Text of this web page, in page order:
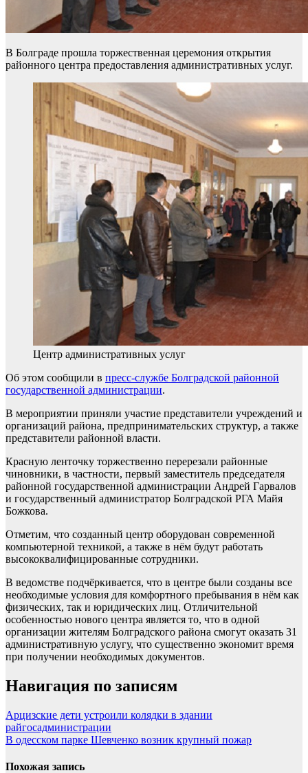
В Болграде прошла торжественная церемония открытия
районного центра предоставления административных услуг.
Центр административных услуг
Об этом сообщили в пресс-службе Болградской районной
государственной администрации.
В мероприятии приняли участие представители учреждений и
организаций района, предпринимательских структур, а также
представители районной власти.
Красную ленточку торжественно перерезали районные
чиновники, в частности, первый заместитель председателя
районной государственной администрации Андрей Гарвалов
и государственный администратор Болградской РГА Майя
Божкова.
Отметим, что созданный центр оборудован современной
компьютерной техникой, а также в нём будут работать
высококвалифицированные сотрудники.
В ведомстве подчёркивается, что в центре были созданы все
необходимые условия для комфортного пребывания в нём как
физических, так и юридических лиц. Отличительной
особенностью нового центра является то, что в одной
организации жителям Болградского района смогут оказать 31
административную услугу, что существенно экономит время
при получении необходимых документов.
Навигация по записям
Арцизские дети устроили колядки в здании
райгосадминистрации
В одесском парке Шевченко возник крупный пожар
Похожая запись